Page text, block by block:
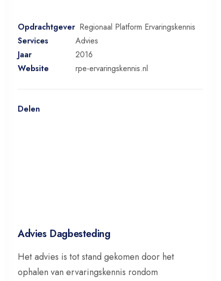
Opdrachtgever Regionaal Platform Ervaringskennis
Services
Advies
Jaar
2016
Website
rpe-ervaringskennis.nl
Delen
Advies Dagbesteding
Het advies is tot stand gekomen door het
ophalen van ervaringskennis rondom